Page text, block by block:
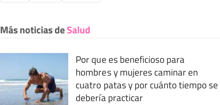
Más noticias deSalud
Por que es beneficioso para
hombres y mujeres caminar en
cuatro patas y por cuánto tiempo se
debería practicar